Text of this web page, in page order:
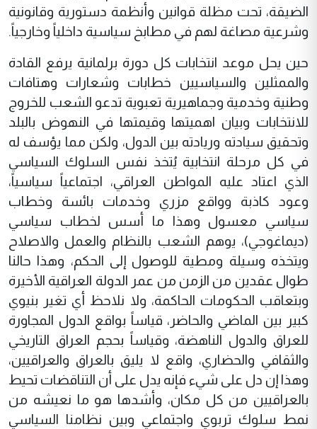
الضيقة، تحت مظلة قوانين وأنظمة دستورية وقانونية
وشرعية مصاغة لهم في مطابخ سياسية داخلياً وخارجياً.
حين يحل موعد انتخابات كل دورة برلمانية يرفع القادة
والممثلين والسياسيين خطابات وشعارات وهتافات
وطنية وخدمية وجماهيرية تعبوية تدعو الشعب للخروج
للانتخابات وبيان اهميتها وقيمتها في النهوض بالبلد
وتحقيق سيادته وريادته بين الدول، ولكن مما يؤسف له
في كل مرحلة انتخابية يُتخذ نفس السلوك السياسي
الذي اعتاد عليه المواطن العراقي، اجتماعياً سياسياً،
وعود كاذبة وواقع مزري وخدمات بائسة وخطاب
سياسي معسول وهذا ما أسس لخطاب سياسي
(ديماغوجي)، يوهم الشعب بالنظام والعمل والاصلاح
ويتخذه وسيلة ومطية للوصول إلى الحكم، وهذا حالنا
طوال عقدين من الزمن من عمر الدولة العراقية الأخيرة
وبتعاقب الحكومات الحاكمة، ولا نلاحظ أي تغير بنيوي
كبير بين الماضي والحاضر، قياساً بواقع الدول المجاورة
للعراق والدول الناهضة، وقياساً بحجم العراق التاريخي
والثقافي والحضاري، واقع لا يليق بالعراق والعراقيين،
وهذا إن دل على شيء فإنه يدل على أن التناقضات تحيط
بالعراقيين من كل مكان، وأشدها هو ما نعيشه من
نمط سلوك تربوي واجتماعي وبين نظامنا السياسي